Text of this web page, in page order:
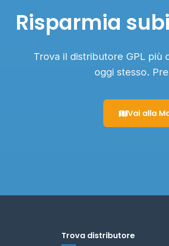
Risparmia
Trova il distributore GPL più
oggi stesso.
Vai alla
Trova distributore